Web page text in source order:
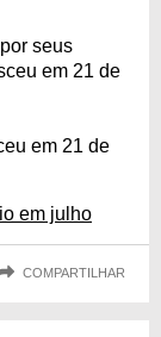
seus
em 21 de
em 21 de
em julho
COMPARTILHAR